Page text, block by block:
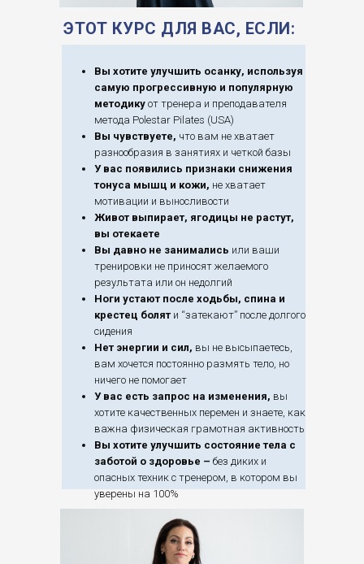
Вы хотите улучшить осанку, используя
самую прогрессивную и популярную
методику от тренера и преподавателя
метода Polestar Pilates (USA)
Вы чувствуете, что вам не хватает
разнообразия в занятиях и четкой базы
У вас появились признаки снижения
тонуса мышц и кожи, не хватает
мотивации и выносливости
Живот выпирает, ягодицы не растут,
вы отекаете
Вы давно не занимались или ваши
тренировки не приносят желаемого
результата или он недолгий
Ноги устают после ходьбы, спина и
крестец болят и “затекают” после долгого
сидения
Нет энергии и сил, вы не высыпаетесь,
вам хочется постоянно размять тело, но
ничего не помогает
У вас есть запрос на изменения, вы
хотите качественных перемен и знаете, как
важна физическая грамотная активность
Вы хотите улучшить состояние тела с
заботой о здоровье – без диких и
опасных техник с тренером, в котором вы
уверены на 100%
ЭТОТ КУРС ДЛЯ ВАС, ЕСЛИ: